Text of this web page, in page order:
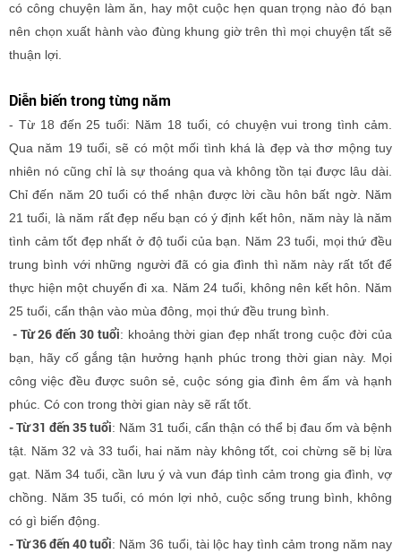
có công chuyện làm ăn, hay một cuộc hẹn quan trọng nào đó bạn
nên chọn xuất hành vào đùng khung giờ trên thì mọi chuyện tất sẽ
thuận lợi.
Diễn biến trong từng năm
- Từ 18 đến 25 tuổi: Năm 18 tuổi, có chuyện vui trong tình cảm.
Qua năm 19 tuổi, sẽ có một mối tình khá là đẹp và thơ mộng tuy
nhiên nó cũng chỉ là sự thoáng qua và không tồn tại được lâu dài.
Chỉ đến năm 20 tuổi có thể nhận được lời cầu hôn bất ngờ. Năm
21 tuổi, là năm rất đẹp nếu bạn có ý định kết hôn, năm này là năm
tình cảm tốt đẹp nhất ở độ tuổi của bạn. Năm 23 tuổi, mọi thứ đều
trung bình với những người đã có gia đình thì năm này rất tốt để
thực hiện một chuyến đi xa. Năm 24 tuổi, không nên kết hôn. Năm
25 tuổi, cẩn thận vào mùa đông, mọi thứ đều trung bình.
- Từ 26 đến 30 tuổi: khoảng thời gian đẹp nhất trong cuộc đời của
bạn, hãy cố gắng tận hưởng hạnh phúc trong thời gian này. Mọi
công việc đều được suôn sẻ, cuộc sóng gia đình êm ấm và hạnh
phúc. Có con trong thời gian này sẽ rất tốt.
- Từ 31 đến 35 tuổi: Năm 31 tuổi, cẩn thận có thể bị đau ốm và bệnh
tật. Năm 32 và 33 tuổi, hai năm này không tốt, coi chừng sẽ bị lừa
gạt. Năm 34 tuổi, cần lưu ý và vun đáp tình cảm trong gia đình, vợ
chồng. Năm 35 tuổi, có món lợi nhỏ, cuộc sống trung bình, không
có gì biến động.
- Từ 36 đến 40 tuổi: Năm 36 tuổi, tài lộc hay tình cảm trong năm nay